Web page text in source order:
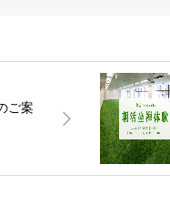
ご案